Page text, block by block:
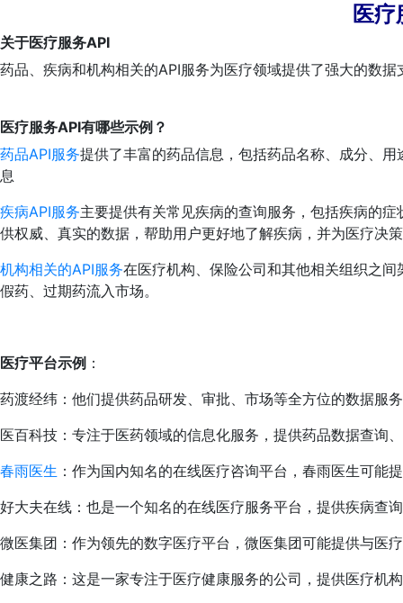
医
关于医疗服务API
药品、疾病和机构相关的API服务为医疗领域提供了强大的数
医疗服务API有哪些示例？
药品API服务提供了丰富的药品信息，包括药品名称、成分、
息
疾病API服务主要提供有关常见疾病的查询服务，包括疾病的
供权威、真实的数据，帮助用户更好地了解疾病，并为医疗决
机构相关的API服务在医疗机构、保险公司和其他相关组织之
假药、过期药流入市场。
医疗平台示例 ：
药渡经纬：他们提供药品研发、审批、市场等全方位的数据服
医百科技：专注于医药领域的信息化服务，提供药品数据查询
春雨医生 ：作为国内知名的在线医疗咨询平台，春雨医生可能
好大夫在线：也是一个知名的在线医疗服务平台，提供疾病查
微医集团：作为领先的数字医疗平台，微医集团可能提供与医
健康之路：这是一家专注于医疗健康服务的公司，提供医疗机